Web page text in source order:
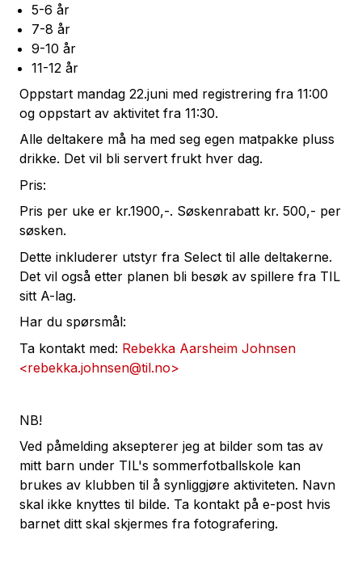
5-6 år
7-8 år
9-10 år
11-12 år
Oppstart mandag 22.juni med registrering fra 11:00
og oppstart av aktivitet fra 11:30.
Alle deltakere må ha med seg egen matpakke pluss
drikke. Det vil bli servert frukt hver dag.
Pris:
Pris per uke er kr.1900,-. Søskenrabatt kr. 500,- per
søsken.
Dette inkluderer utstyr fra Select til alle deltakerne.
Det vil også etter planen bli besøk av spillere fra TIL
sitt A-lag.
Har du spørsmål:
Ta kontakt med: Rebekka Aarsheim Johnsen
<rebekka.johnsen@til.no>
NB!
Ved påmelding aksepterer jeg at bilder som tas av
mitt barn under TIL's sommerfotballskole kan
brukes av klubben til å synliggjøre aktiviteten. Navn
skal ikke knyttes til bilde. Ta kontakt på e-post hvis
barnet ditt skal skjermes fra fotografering.